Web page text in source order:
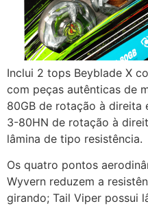
Inclui 2 tops Beyblade X
com peças autênticas de
80GB de rotação à direita
3-80HN de rotação à
lâmina de tipo resistência.
Os quatro pontos
Wyvern reduzem a
girando; Tail Viper possui